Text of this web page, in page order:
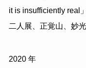
it is insufficiently real
二人展、正覚山、妙
2020 年